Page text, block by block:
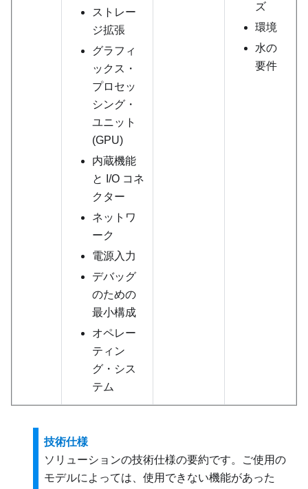
ストレー
ジ拡張
グラフィ
ックス・
プロセッ
シング・
ユニット
(GPU)
内蔵機能
と I/O コネ
クター
ネットワ
ーク
電源入力
デバッグ
のための
最小構成
オペレー
ティン
グ・シス
テム
ズ
環境
水の
要件
技術仕様
ソリューションの技術仕様の要約です。ご使用の
モデルによっては、使用できない機能があった